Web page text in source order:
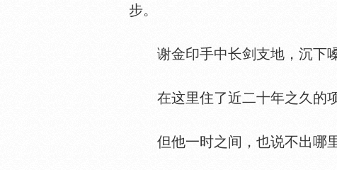
步。
谢金印手中长剑支地，沉下嗓
在这里住了近二十年之久的项
但他一时之间，也说不出哪里